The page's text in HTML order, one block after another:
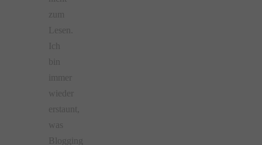
zum
Lesen.
Ich
bin
immer
wieder
erstaunt,
was
Blogging